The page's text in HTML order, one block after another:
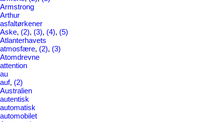
Armstrong
Arthur
asfaltørkener
Aske, (2), (3), (4), (5)
Atlanterhavets
atmosfære, (2), (3)
Atomdrevne
attention
au
auf, (2)
Australien
autentisk
automatisk
automobilet